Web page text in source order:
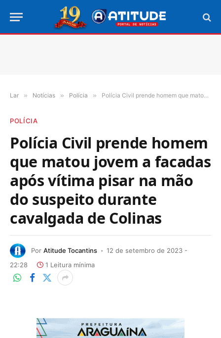
Lar » Notícias » Polícia » Polícia Civil prende homem que matou jovem a facadas após vítima pisar na mão do suspeito durante cavalgada de Colinas
POLÍCIA
Polícia Civil prende homem
que matou jovem a facadas
após vítima pisar na mão
do suspeito durante
cavalgada de Colinas
Por Atitude Tocantins
12 de setembro de 2023 -
22:28
1 Leitura mínima